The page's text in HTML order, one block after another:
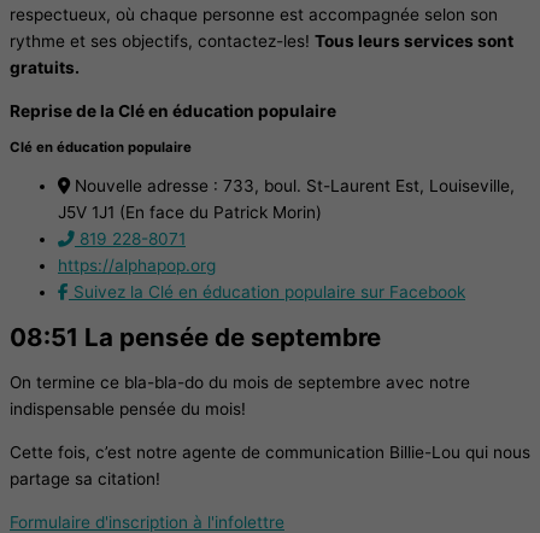
respectueux, où chaque personne est accompagnée selon son
rythme et ses objectifs, contactez-les! Tous leurs services sont
gratuits.
Reprise de la Clé en éducation populaire
Clé en éducation populaire
Nouvelle adresse : 733, boul. St-Laurent Est, Louiseville,
J5V 1J1 (En face du Patrick Morin)
819 228-8071
https://alphapop.org
Suivez la Clé en éducation populaire sur Facebook
08:51 La pensée de septembre
On termine ce bla-bla-do du mois de septembre avec notre
indispensable pensée du mois!
Cette fois, c’est notre agente de communication Billie-Lou qui nous
partage sa citation!
Formulaire d'inscription à l'infolettre